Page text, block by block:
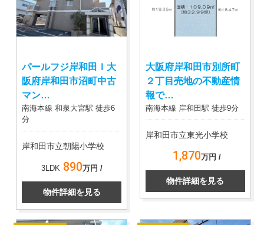
パールフジ岸和田Ｉ大
阪府岸和田市沼町中古
マン…
南海本線 和泉大宮駅 徒歩6
分
岸和田市立朝陽小学校
3LDK 890万円 /
物件詳細を見る
大阪府岸和田市別所町
２丁目売地の不動産情
報で…
南海本線 岸和田駅 徒歩9分
岸和田市立東光小学校
1,870万円 /
物件詳細を見る